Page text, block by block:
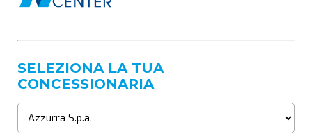
SELEZIONA LA TUA
CONCESSIONARIA